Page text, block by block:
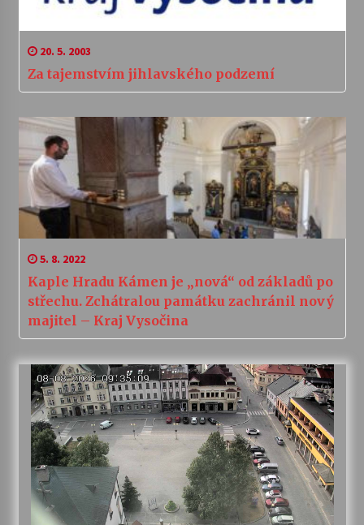
20. 5. 2003
Za tajemstvím jihlavského podzemí
5. 8. 2022
Kaple Hradu Kámen je „nová“ od základů po
střechu. Zchátralou památku zachránil nový
majitel – Kraj Vysočina